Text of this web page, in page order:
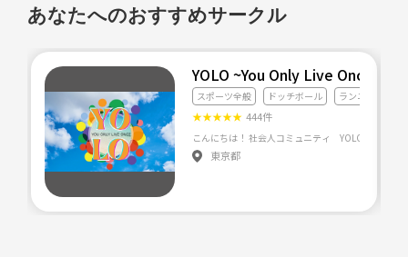
あなたへのおすすめサークル
YOLO ~You Only Live Once~
スポーツ全般 ドッチボール ランニング・ジ
★★★★★ 444件
東京都